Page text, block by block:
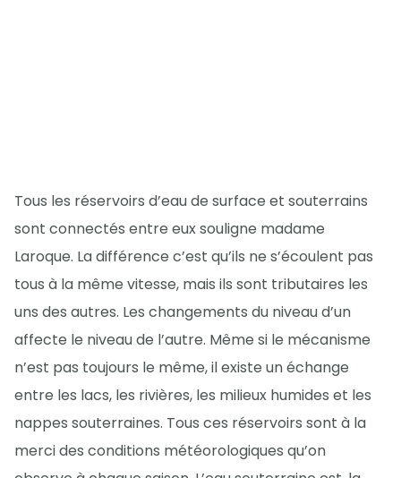
Tous les réservoirs d’eau de surface et souterrains
sont connectés entre eux souligne madame
Laroque. La différence c’est qu’ils ne s’écoulent pas
tous à la même vitesse, mais ils sont tributaires les
uns des autres. Les changements du niveau d’un
affecte le niveau de l’autre. Même si le mécanisme
n’est pas toujours le même, il existe un échange
entre les lacs, les rivières, les milieux humides et les
nappes souterraines. Tous ces réservoirs sont à la
merci des conditions météorologiques qu’on